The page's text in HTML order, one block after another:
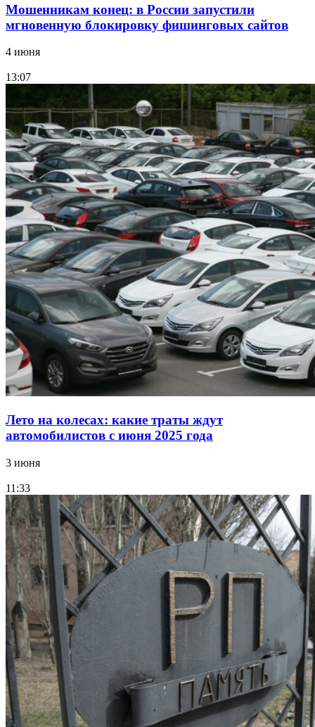
Мошенникам конец: в России запустили
мгновенную блокировку фишинговых сайтов
4 июня
13:07
Лето на колесах: какие траты ждут
автомобилистов с июня 2025 года
3 июня
11:33